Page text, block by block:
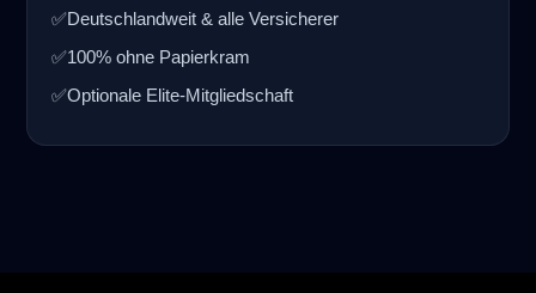
✅Deutschlandweit & alle Versicherer
✅100% ohne Papierkram
✅Optionale Elite-Mitgliedschaft